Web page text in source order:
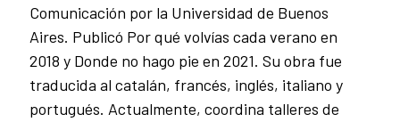
Comunicación por la Universidad de Buenos
Aires. Publicó Por qué volvías cada verano en
2018 y Donde no hago pie en 2021. Su obra fue
traducida al catalán, francés, inglés, italiano y
portugués. Actualmente, coordina talleres de